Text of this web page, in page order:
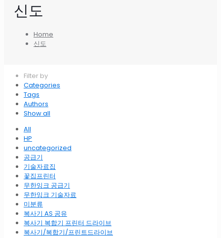
신도
Home
신도
Filter by
Categories
Tags
Authors
Show all
All
HP
uncategorized
공급기
기술자료집
꽃집프린터
무한잉크 공급기
무한잉크 기술자료
미분류
복사기 AS 공유
복사기 복합기 프린터 드라이브
복사기/복합기/프린트드라이브